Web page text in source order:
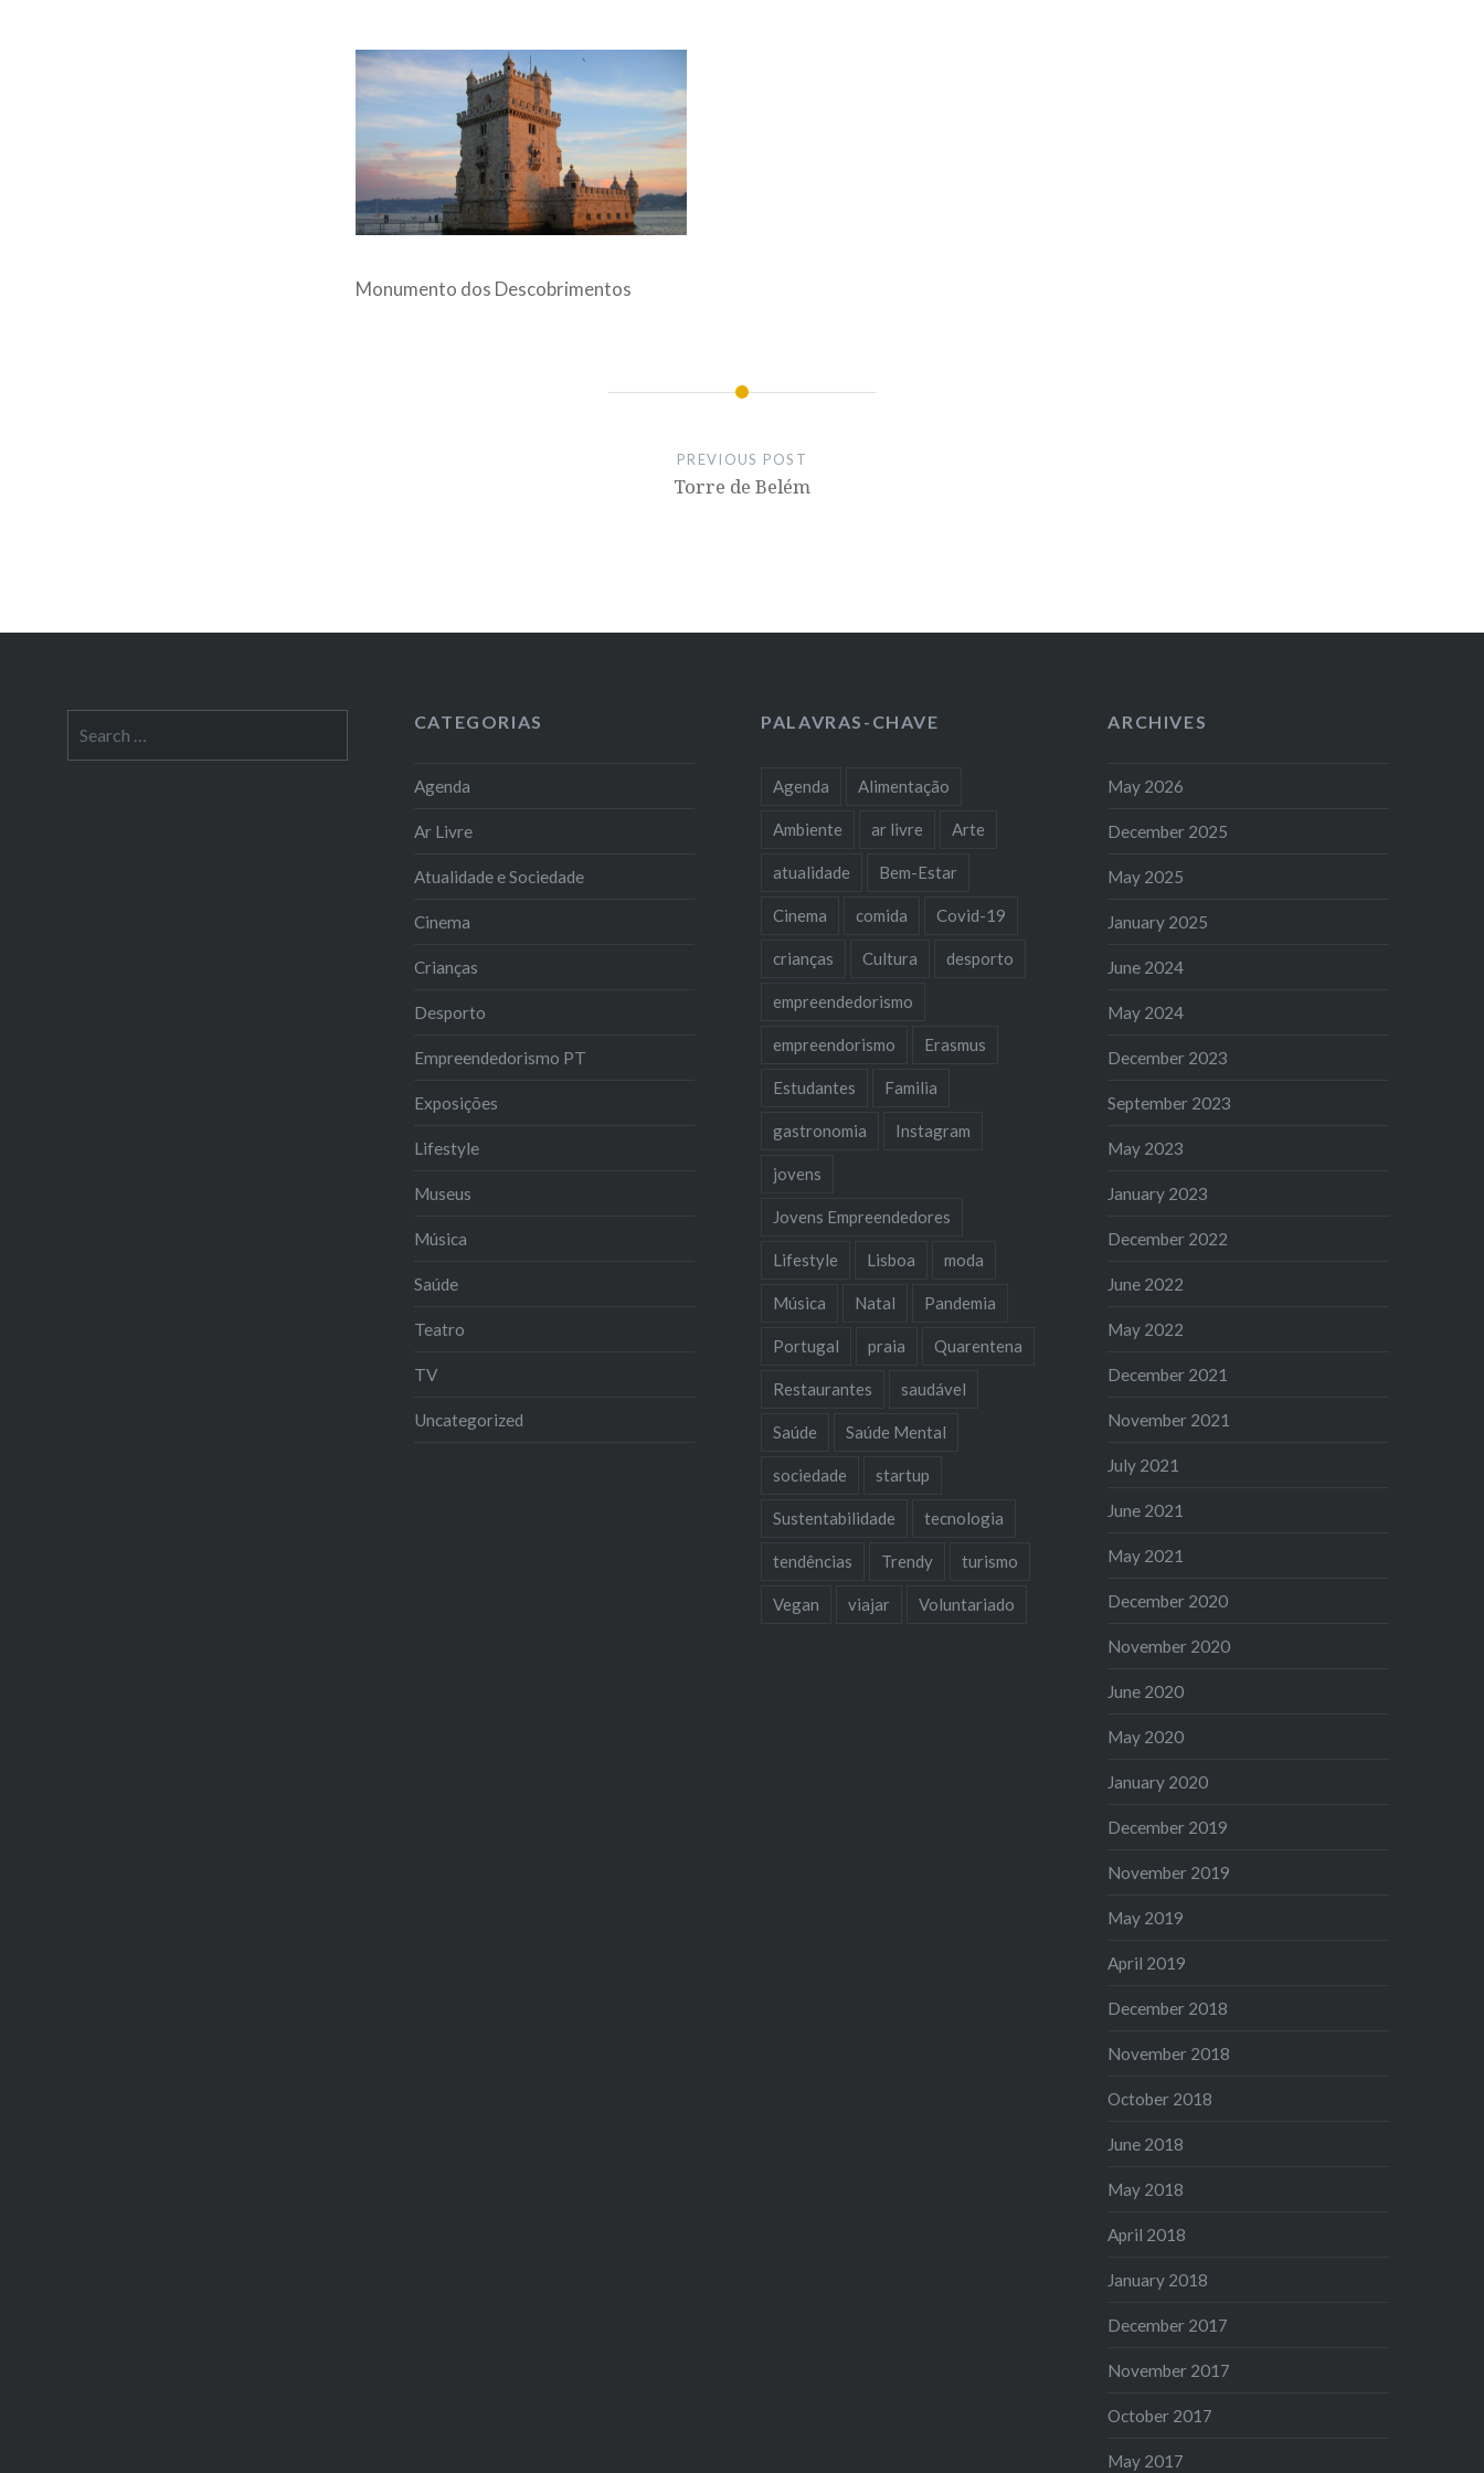
Monumento dos Descobrimentos
PREVIOUS POST
Torre de Belém
for:
CATEGORIAS
Agenda
Ar Livre
Atualidade e Sociedade
Cinema
Crianças
Desporto
Empreendedorismo PT
Exposições
Lifestyle
Museus
Música
Saúde
Teatro
TV
Uncategorized
PALAVRAS-CHAVE
Agenda Alimentação
Ambiente ar livre Arte
atualidade Bem-Estar
Cinema comida Covid-19
crianças Cultura desporto
empreendedorismo
empreendorismo Erasmus
Estudantes Familia
gastronomia Instagram
jovens
Jovens Empreendedores
Lifestyle Lisboa moda
Música Natal Pandemia
Portugal praia Quarentena
Restaurantes saudável
Saúde Saúde Mental
sociedade startup
Sustentabilidade tecnologia
tendências Trendy turismo
Vegan viajar Voluntariado
ARCHIVES
May 2026
December 2025
May 2025
January 2025
June 2024
May 2024
December 2023
September 2023
May 2023
January 2023
December 2022
June 2022
May 2022
December 2021
November 2021
July 2021
June 2021
May 2021
December 2020
November 2020
June 2020
May 2020
January 2020
December 2019
November 2019
May 2019
April 2019
December 2018
November 2018
October 2018
June 2018
May 2018
April 2018
January 2018
December 2017
November 2017
October 2017
May 2017